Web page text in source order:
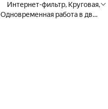
Интернет-фильтр, Круговая,
Одновременная работа в двух